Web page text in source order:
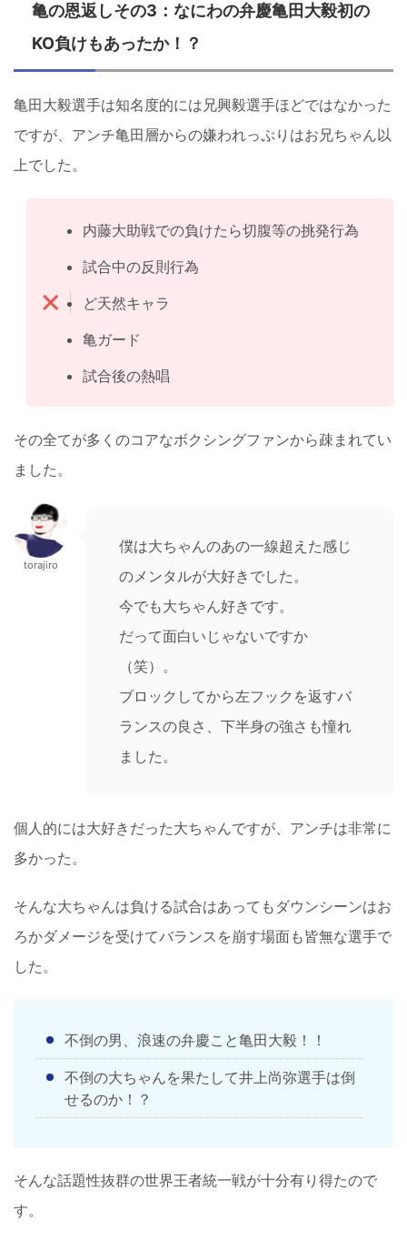
亀の恩返しその3：なにわの弁慶亀田大毅初の
KO負けもあったか！？
亀田大毅選手は知名度的には兄興毅選手ほどではなかった
ですが、アンチ亀田層からの嫌われっぷりはお兄ちゃん以
上でした。
内藤大助戦での負けたら切腹等の挑発行為
試合中の反則行為
ど天然キャラ
亀ガード
試合後の熱唱
その全てが多くのコアなボクシングファンから疎まれてい
ました。
torajiro
僕は大ちゃんのあの一線超えた感じ
のメンタルが大好きでした。
今でも大ちゃん好きです。
だって面白いじゃないですか
（笑）。
ブロックしてから左フックを返すバ
ランスの良さ、下半身の強さも憧れ
ました。
個人的には大好きだった大ちゃんですが、アンチは非常に
多かった。
そんな大ちゃんは負ける試合はあってもダウンシーンはお
ろかダメージを受けてバランスを崩す場面も皆無な選手で
した。
不倒の男、浪速の弁慶こと亀田大毅！！
不倒の大ちゃんを果たして井上尚弥選手は倒
せるのか！？
そんな話題性抜群の世界王者統一戦が十分有り得たので
す。